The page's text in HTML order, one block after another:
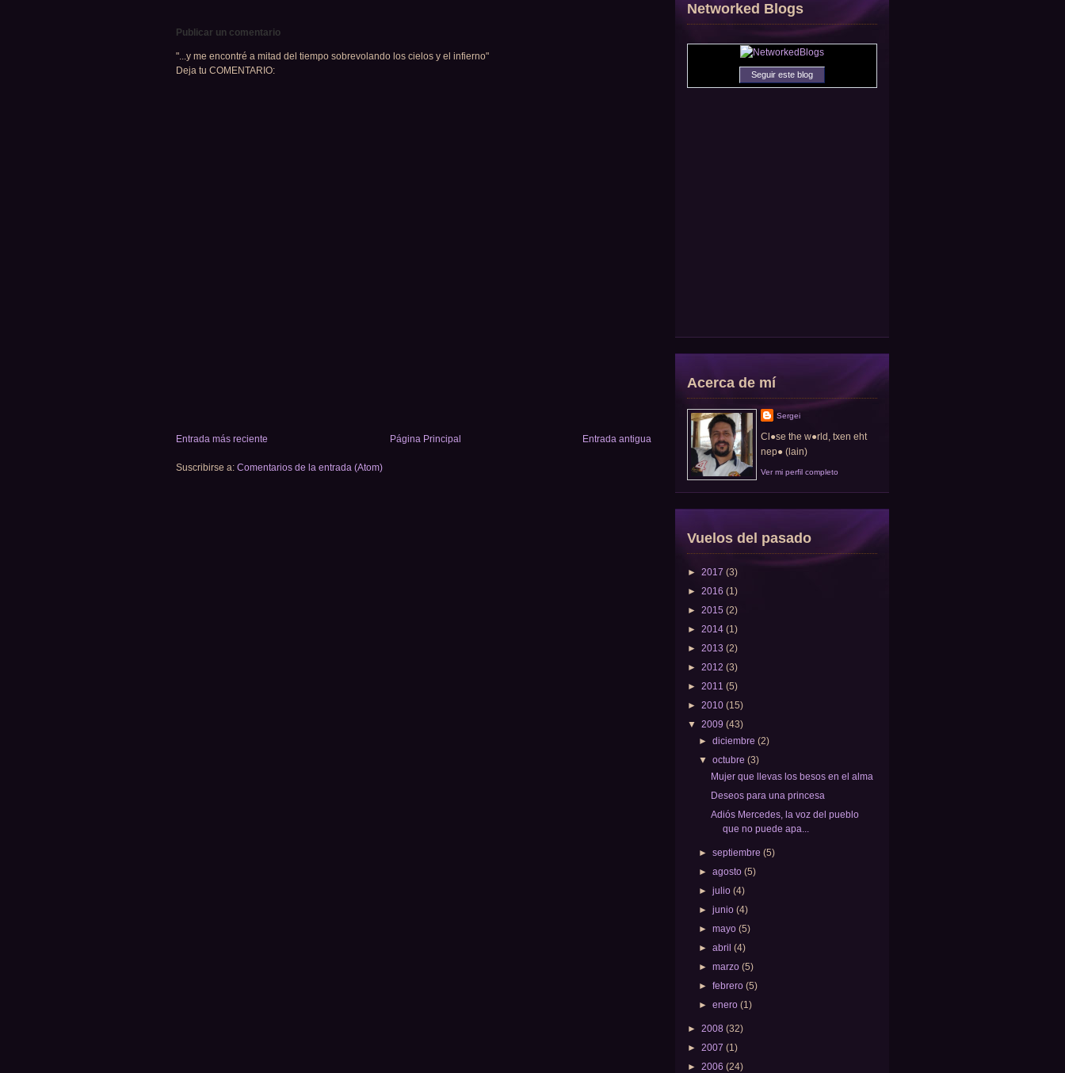
Publicar un comentario
"...y me encontré a mitad del tiempo sobrevolando los cielos y el infierno"
Deja tu COMENTARIO:
Entrada más reciente Entrada antigua
Página Principal
Suscribirse a: Comentarios de la entrada (Atom)
Networked Blogs
Seguir este blog
Acerca de mí
Sergei
Cl●se the w●rld, txen eht
nep● (lain)
Ver mi perfil completo
Vuelos del pasado
► 2017 (3)
► 2016 (1)
► 2015 (2)
► 2014 (1)
► 2013 (2)
► 2012 (3)
► 2011 (5)
► 2010 (15)
▼ 2009 (43)
►diciembre(2)
▼octubre(3)
Mujer que llevas los besos en el alma
Deseos para una princesa
Adiós Mercedes, la voz del pueblo
que no puede apa...
►septiembre(5)
►agosto(5)
►julio(4)
►junio(4)
►mayo(5)
►abril(4)
►marzo(5)
►febrero(5)
►enero(1)
► 2008 (32)
► 2007 (1)
► 2006 (24)